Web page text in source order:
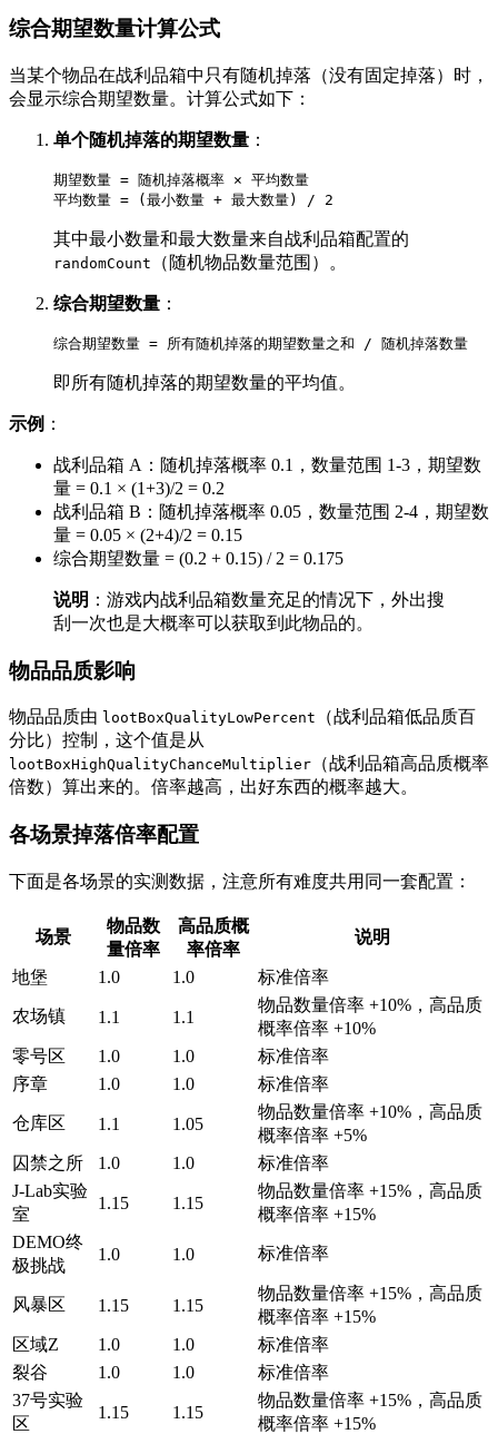
综合期望数量计算公式
当某个物品在战利品箱中只有随机掉落（没有固定掉落）时，
会显示综合期望数量。计算公式如下：
单个随机掉落的期望数量 ：
期望数量 = 随机掉落概率 × 平均数量
其中最小数量和最大数量来自战利品箱配置的
randomCount （随机物品数量范围）。
综合期望数量 ：
即所有随机掉落的期望数量的平均值。
示例 ：
战利品箱 A：随机掉落概率 0.1，数量范围 1-3，期望数
量 = 0.1 × (1+3)/2 = 0.2
战利品箱 B：随机掉落概率 0.05，数量范围 2-4，期望数
量 = 0.05 × (2+4)/2 = 0.15
综合期望数量 = (0.2 + 0.15) / 2 = 0.175
说明 ：游戏内战利品箱数量充足的情况下，外出搜
刮一次也是大概率可以获取到此物品的。
物品品质影响
物品品质由 lootBoxQualityLowPercent
（战利品箱低品质百
分比）控制，这个值是从
lootBoxHighQualityChanceMultiplier （战利品箱高品质概率
倍数）算出来的。倍率越高，出好东西的概率越大。
各场景掉落倍率配置
下面是各场景的实测数据，注意所有难度共用同一套配置：
场景
物品数
量倍率
高品质概
率倍率
说明
地堡 1.0 1.0 标准倍率
农场镇 1.1 1.1
物品数量倍率 +10%，高品质
概率倍率 +10%
零号区
1.0 1.0
标准倍率
序章
1.0 1.0 标准倍率
仓库区 1.1 1.05
物品数量倍率 +10%，高品质
概率倍率 +5%
囚禁之所
1.0 1.0
标准倍率
J-Lab实验
室
1.15 1.15
物品数量倍率 +15%，高品质
概率倍率 +15%
DEMO终
极挑战
1.0 1.0 标准倍率
风暴区 1.15 1.15
物品数量倍率 +15%，高品质
概率倍率 +15%
区域Z
1.0 1.0
标准倍率
裂谷
1.0 1.0
标准倍率
37号实验
区
1.15 1.15
物品数量倍率 +15%，高品质
概率倍率 +15%